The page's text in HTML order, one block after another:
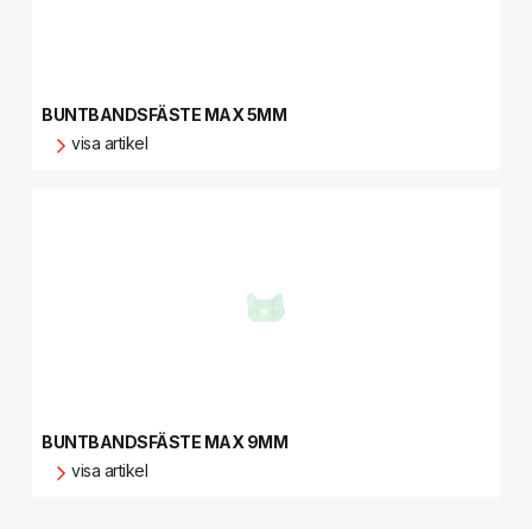
BUNTBANDSFÄSTE MAX 5MM
visa artikel
BUNTBANDSFÄSTE MAX 9MM
visa artikel